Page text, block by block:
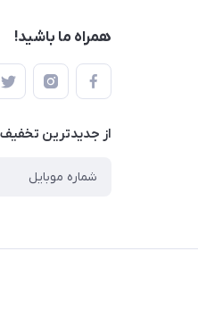
همراه ما باشید!
از جدید‌ترین